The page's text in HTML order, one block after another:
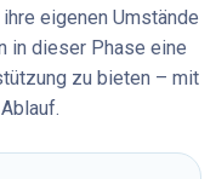
eigenen Umstände
in dieser Phase eine
zu bieten – mit